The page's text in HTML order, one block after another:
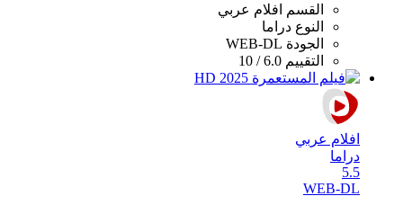
القسم
افلام عربي
النوع دراما
الجودة WEB-DL
التقييم 6.0 / 10
افلام عربي
دراما
5.5
WEB-DL